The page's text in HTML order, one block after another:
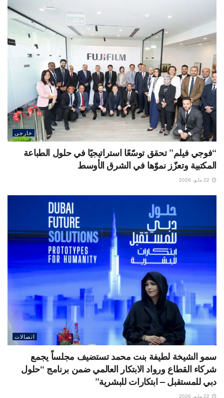
خارجى
“فوجي فيلم” تحقق توسّعًا استراتيجيًا في حلول الطباعة
المكتبية وتعزّز نموّها في الشرق الأوسط
اتصالات
سمو الشيخة لطيفة بنت محمد تستضيف مجلساً يجمع
شركاء القطاع ورواد الابتكار العالمي ضمن برنامج “حلول
دبي للمستقبل – ابتكارات للبشرية”